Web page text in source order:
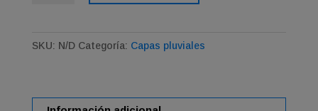
SKU: N/D Categoría: Capas pluviales